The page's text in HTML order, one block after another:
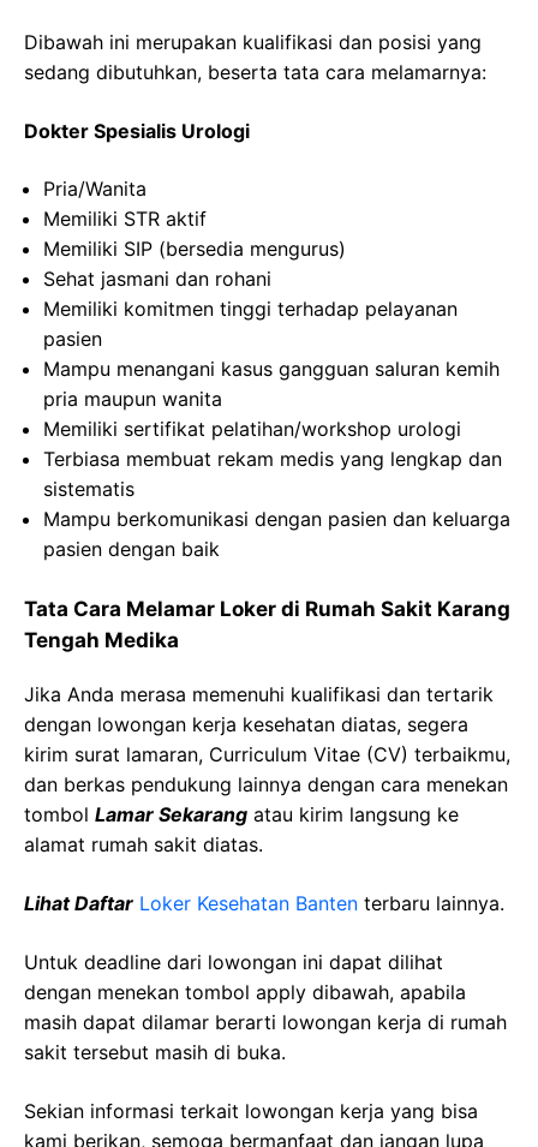
Dibawah ini merupakan kualifikasi dan posisi yang
sedang dibutuhkan, beserta tata cara melamarnya:
Dokter Spesialis Urologi
Pria/Wanita
Memiliki STR aktif
Memiliki SIP (bersedia mengurus)
Sehat jasmani dan rohani
Memiliki komitmen tinggi terhadap pelayanan
pasien
Mampu menangani kasus gangguan saluran kemih
pria maupun wanita
Memiliki sertifikat pelatihan/workshop urologi
Terbiasa membuat rekam medis yang lengkap dan
sistematis
Mampu berkomunikasi dengan pasien dan keluarga
pasien dengan baik
Tata Cara Melamar Loker di Rumah Sakit Karang
Tengah Medika
Jika Anda merasa memenuhi kualifikasi dan tertarik
dengan lowongan kerja kesehatan diatas, segera
kirim surat lamaran, Curriculum Vitae (CV) terbaikmu,
dan berkas pendukung lainnya dengan cara menekan
tombol Lamar Sekarang atau kirim langsung ke
alamat rumah sakit diatas.
Lihat Daftar Loker Kesehatan Banten terbaru lainnya.
Untuk deadline dari lowongan ini dapat dilihat
dengan menekan tombol apply dibawah, apabila
masih dapat dilamar berarti lowongan kerja di rumah
sakit tersebut masih di buka.
Sekian informasi terkait lowongan kerja yang bisa
kami berikan, semoga bermanfaat dan jangan lupa